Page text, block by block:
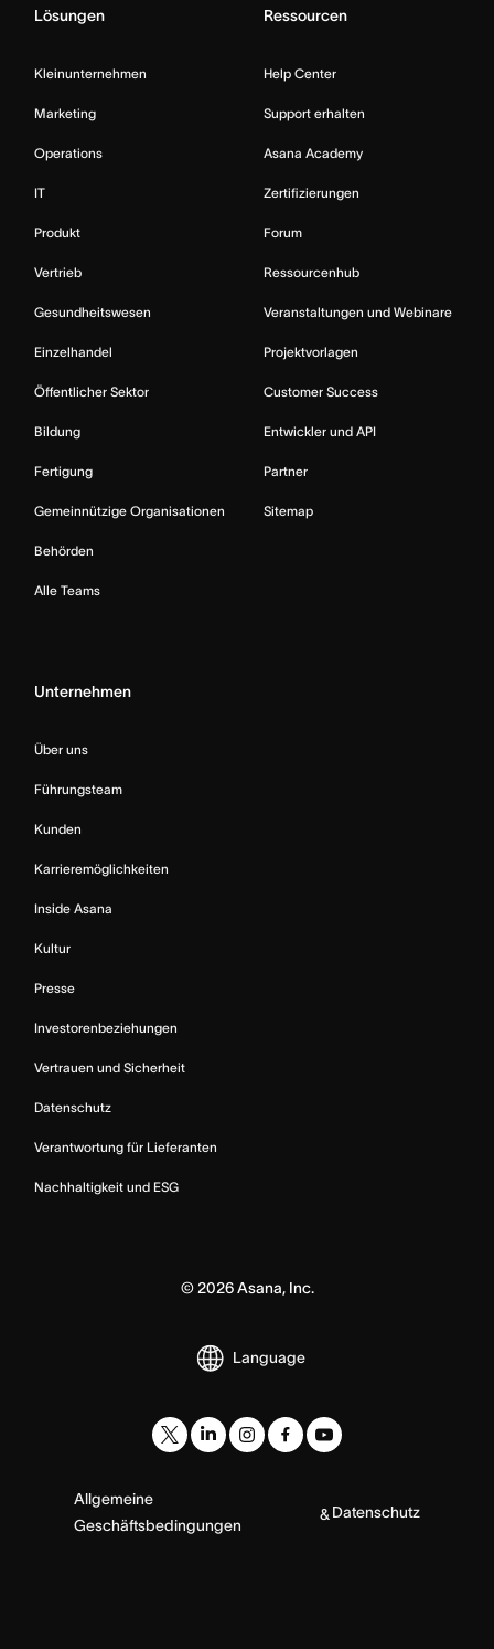
Lösungen
Kleinunternehmen
Marketing
Operations
IT
Produkt
Vertrieb
Gesundheitswesen
Einzelhandel
Öffentlicher Sektor
Bildung
Fertigung
Gemeinnützige Organisationen
Behörden
Alle Teams
Ressourcen
Help Center
Support erhalten
Asana Academy
Zertifizierungen
Forum
Ressourcenhub
Veranstaltungen und Webinare
Projektvorlagen
Customer Success
Entwickler und API
Partner
Sitemap
Unternehmen
Über uns
Führungsteam
Kunden
Karrieremöglichkeiten
Inside Asana
Kultur
Presse
Investorenbeziehungen
Vertrauen und Sicherheit
Datenschutz
Verantwortung für Lieferanten
Nachhaltigkeit und ESG
©2026Asana, Inc.
Language
Allgemeine
Geschäftsbedingungen
&Datenschutz